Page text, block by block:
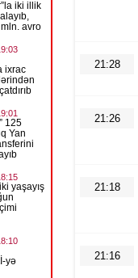
21:28
21:26
21:18
21:16